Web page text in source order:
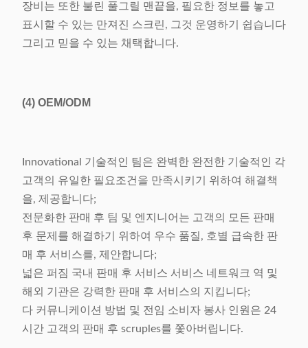
장비는 또한 불린 풀그릴 맨끝을, 필요한 정보를 놓고
표시할 수 있는 만져진 스크린, 그것 운영하기 쉽습니다
그리고 믿을 수 있는 채택합니다.
(4) OEM/ODM
Innovational 기술적인 팀은 완벽한 완전한 기술적인 각
고객의 유일한 필요조건을 만족시키기 위하여 해결책
을, 제공합니다;
전문화한 판매 후 팀 및 엔지니어는 고객의 모든 판매
후 문제를 해결하기 위하여 우수 품질, 호별 급속한 판
매 후 서비스를, 제안합니다;
넓은 퍼짐 국내 판매 후 서비스 서비스 네트워크 역 및
해외 기관은 강력한 판매 후 서비스의 지킵니다;
다 커뮤니케이션 방법 및 전임 소비자 봉사 인원은 24
시간 고객의 판매 후 scruples를 쫓아버립니다.